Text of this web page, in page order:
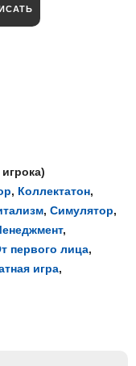
)
, Коллектатон,
, Симулятор,
,
первого лица,
игра,